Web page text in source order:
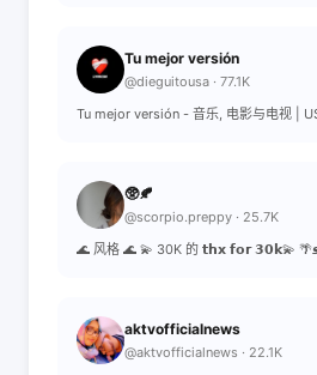
Tu mejor versión
@dieguitousa · 77.1K
Tu mejor versión - 音乐, 电影与电视 |
🥸🍂
@scorpio.preppy · 25.7K
🌊 风格 🌊 💫 30K 的 𝘁𝗵𝘅 𝗳𝗼𝗿 𝟯𝟬𝗸💫
aktvofficialnews
@aktvofficialnews · 22.1K